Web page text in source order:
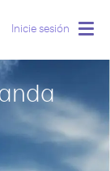
Inicie sesión